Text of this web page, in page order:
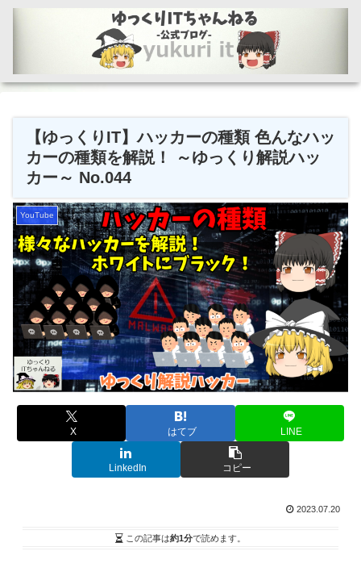
【ゆっくりIT】ハッカーの種類 色んなハッ
カーの種類を解説！ ～ゆっくり解説ハッ
カー～ No.044
YouTube
X はてブ LINE
LinkedIn コピー
2023.07.20
この記事は約1分で読めます。